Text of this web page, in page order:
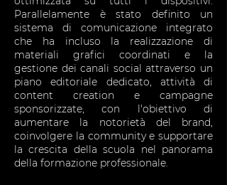
Parallelamente è stato definito un
sistema di comunicazione integrato
che ha incluso la realizzazione di
materiali grafici coordinati e la
gestione dei canali social attraverso un
piano editoriale dedicato, attività di
content creation e campagne
sponsorizzate, con l'obiettivo di
aumentare la notorietà del brand,
coinvolgere la community e supportare
la crescita della scuola nel panorama
della formazione professionale.